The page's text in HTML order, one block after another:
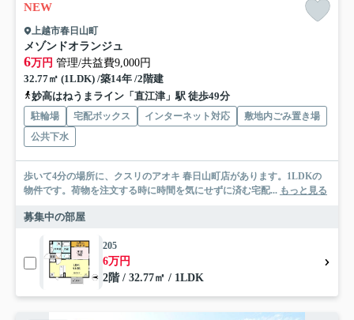
NEW
上越市春日山町
メゾンドオランジュ
6万円 管理/共益費9,000円
32.77㎡ (1LDK) /築14年 /2階建
妙高はねうまライン「直江津」駅 徒歩49分
駐輪場 宅配ボックス インターネット対応
敷地内ごみ置き場
公共下水
歩いて4分の場所に、クスリのアオキ 春日山町店があります。1LDKの
物件です。荷物を注文する時に時間を気にせずに済む宅配... もっと見る
募集中の部屋
205
6万円
2階 / 32.77㎡ / 1LDK